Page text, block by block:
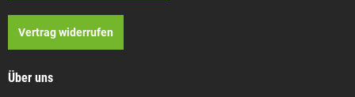
Vertrag widerrufen
Über uns